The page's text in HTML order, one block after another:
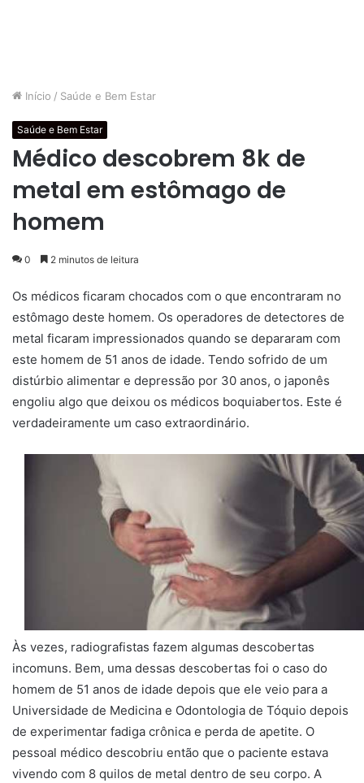
Início / Saúde e Bem Estar
Saúde e Bem Estar
Médico descobrem 8k de
metal em estômago de
homem
0 2 minutos de leitura
Os médicos ficaram chocados com o que encontraram no
estômago deste homem. Os operadores de detectores de
metal ficaram impressionados quando se depararam com
este homem de 51 anos de idade. Tendo sofrido de um
distúrbio alimentar e depressão por 30 anos, o japonês
engoliu algo que deixou os médicos boquiabertos. Este é
verdadeiramente um caso extraordinário.
Às vezes, radiografistas fazem algumas descobertas
incomuns. Bem, uma dessas descobertas foi o caso do
homem de 51 anos de idade depois que ele veio para a
Universidade de Medicina e Odontologia de Tóquio depois
de experimentar fadiga crônica e perda de apetite. O
pessoal médico descobriu então que o paciente estava
vivendo com 8 quilos de metal dentro de seu corpo. A